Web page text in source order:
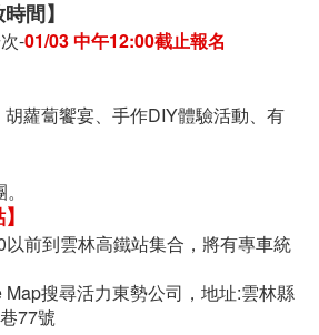
間】
-01/03 中午12:00截止報名
蘿蔔饗宴、手作DIY體驗活動、有
以前到雲林高鐵站集合，將有專車統
Map搜尋活力東勢公司，地址:雲林縣
77號